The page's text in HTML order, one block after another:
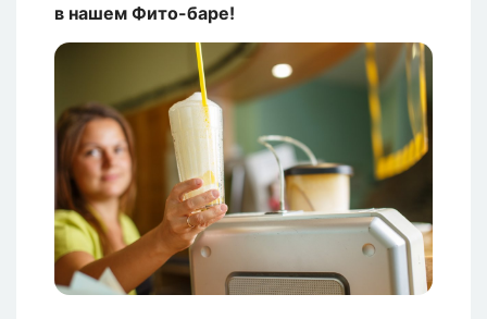
в нашем Фито-баре!
Изображение